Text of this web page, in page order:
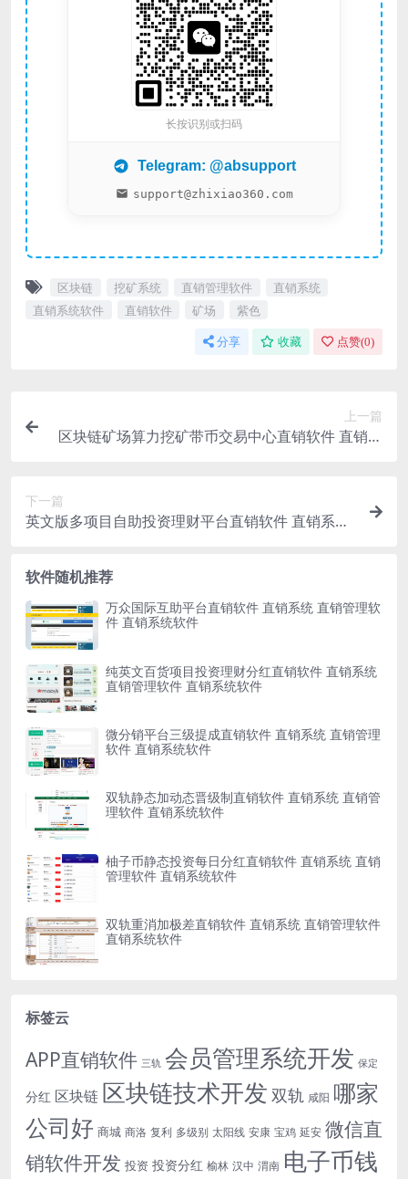
长按识别或扫码
Telegram: @absupport
support@zhixiao360.com
区块链 挖矿系统 直销管理软件
直销系统
直销系统软件
直销软件 矿场 紫色
分享 收藏 点赞(0)
上一篇
区块链矿场算力挖矿带币交易中心直销软件 直销系
下一篇
英文版多项目自助投资理财平台直销软件 直销系统
软件随机推荐
万众国际互助平台直销软件 直销系统 直销管理软
件 直销系统软件
纯英文百货项目投资理财分红直销软件 直销系统
直销管理软件 直销系统软件
微分销平台三级提成直销软件 直销系统 直销管理
软件 直销系统软件
双轨静态加动态晋级制直销软件 直销系统 直销管
理软件 直销系统软件
柚子币静态投资每日分红直销软件 直销系统 直销
管理软件 直销系统软件
双轨重消加极差直销软件 直销系统 直销管理软件
直销系统软件
标签云
APP直销软件 三轨 会员管理系统开发 保定
分红 区块链 区块链技术开发 双轨 咸阳 哪家
公司好 商城 商洛 复利 多级别 太阳线 安康 宝鸡 延安 微信直
销软件开发 投资 投资分红 榆林 汉中 渭南 电子币钱